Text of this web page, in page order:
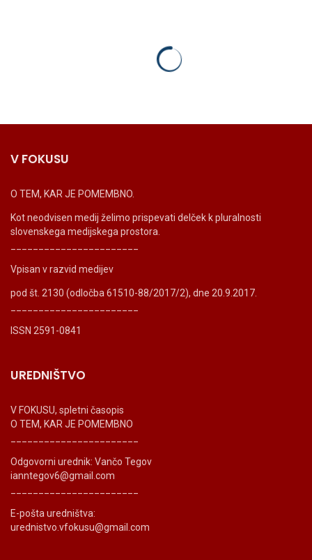
V FOKUSU
O TEM, KAR JE POMEMBNO.
Kot neodvisen medij želimo prispevati delček k pluralnosti
slovenskega medijskega prostora.
Vpisan v razvid medijev
pod št. 2130 (odločba 61510-88/2017/2), dne 20.9.2017.
ISSN 2591-0841
UREDNIŠTVO
V FOKUSU, spletni časopis
O TEM, KAR JE POMEMBNO
Odgovorni urednik: Vančo Tegov
ianntegov6@gmail.com
E-pošta uredništva:
urednistvo.vfokusu@gmail.com